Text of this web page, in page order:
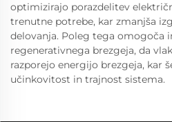
optimizirajo porazdelitev
trenutne potrebe, kar zmanjša
delovanja. Poleg tega omogoča
regenerativnega brezgeja, da
razporejo energijo brezgeja, kar
učinkovitost in trajnost sistema.